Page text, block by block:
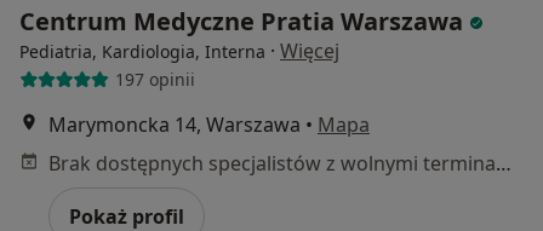
Centrum Medyczne Pratia Warszawa
Pediatria, Kardiologia, Interna · Więcej
197 opinii
Marymoncka 14, Warszawa • Mapa
Brak dostępnych specjalistów z wolnymi terminami w tym centrum medycznym.
Pokaż profil